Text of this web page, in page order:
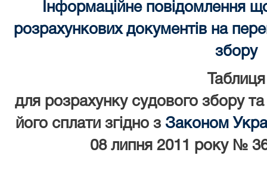
Інформаційне повідомлення
розрахункових документів на
збору
Таблиця
для розрахунку судового збору
його сплати згідно з Законом
08 липня 2011 року №